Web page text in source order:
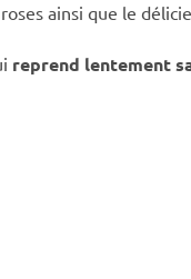
ainsi que le
reprend lentement